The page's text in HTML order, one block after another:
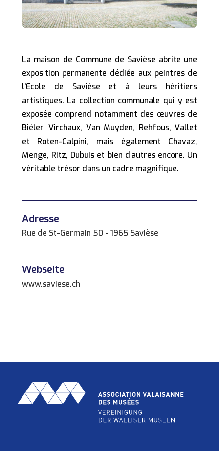
La maison de Commune de Savièse abrite une
exposition permanente dédiée aux peintres de
l’Ecole de Savièse et à leurs héritiers
artistiques. La collection communale qui y est
exposée comprend notamment des œuvres de
Biéler, Virchaux, Van Muyden, Rehfous, Vallet
et Roten-Calpini, mais également Chavaz,
Menge, Ritz, Dubuis et bien d’autres encore. Un
véritable trésor dans un cadre magnifique.
Adresse
Rue de St-Germain 50 - 1965 Savièse
Webseite
www.saviese.ch